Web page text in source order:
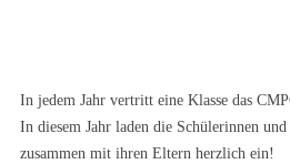
In jedem Jahr vertritt eine Klasse das
In diesem Jahr laden die Schülerinnen
zusammen mit ihren Eltern herzlich ein!